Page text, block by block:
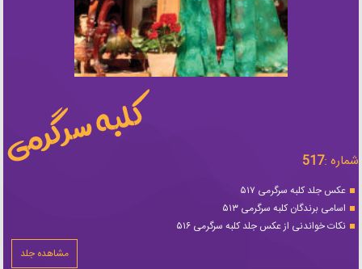
شماره :517
عکس جلد کلبه سرگرمی ۵۱۷
اسامی برندگان کلبه سرگرمی ۵۱۳
نکات خواندنی از عکس جلد کلبه سرگرمی ۵۱۶
مشاهده جلد